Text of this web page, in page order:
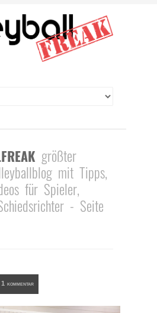
größter
mit Tipps,
für Spieler,
- Seite
1 KOMMENTAR